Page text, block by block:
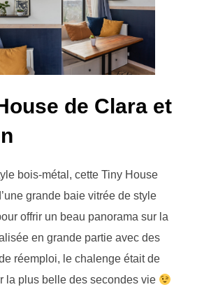
de Clara et
bois-métal, cette Tiny House
grande baie vitrée de style
offrir un beau panorama sur la
en grande partie avec des
réemploi, le chalenge était de
la plus belle des secondes vie